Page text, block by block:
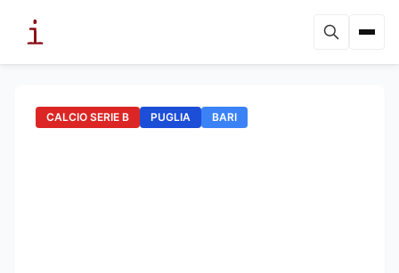
CALCIO SERIE B PUGLIA BARI